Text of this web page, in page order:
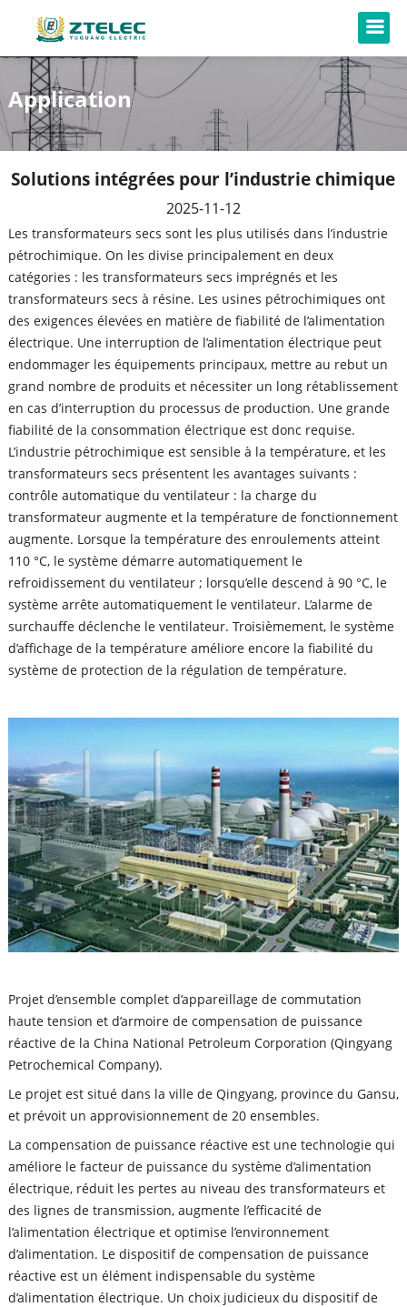
Application
Solutions intégrées pour l’industrie chimique
2025-11-12
Les transformateurs secs sont les plus utilisés dans l’industrie
pétrochimique. On les divise principalement en deux
catégories : les transformateurs secs imprégnés et les
transformateurs secs à résine. Les usines pétrochimiques ont
des exigences élevées en matière de fiabilité de l’alimentation
électrique. Une interruption de l’alimentation électrique peut
endommager les équipements principaux, mettre au rebut un
grand nombre de produits et nécessiter un long rétablissement
en cas d’interruption du processus de production. Une grande
fiabilité de la consommation électrique est donc requise.
L’industrie pétrochimique est sensible à la température, et les
transformateurs secs présentent les avantages suivants :
contrôle automatique du ventilateur : la charge du
transformateur augmente et la température de fonctionnement
augmente. Lorsque la température des enroulements atteint
110 °C, le système démarre automatiquement le
refroidissement du ventilateur ; lorsqu’elle descend à 90 °C, le
système arrête automatiquement le ventilateur. L’alarme de
surchauffe déclenche le ventilateur. Troisièmement, le système
d’affichage de la température améliore encore la fiabilité du
système de protection de la régulation de température.
Projet d’ensemble complet d’appareillage de commutation
haute tension et d’armoire de compensation de puissance
réactive de la China National Petroleum Corporation (Qingyang
Petrochemical Company).
Le projet est situé dans la ville de Qingyang, province du Gansu,
et prévoit un approvisionnement de 20 ensembles.
La compensation de puissance réactive est une technologie qui
améliore le facteur de puissance du système d’alimentation
électrique, réduit les pertes au niveau des transformateurs et
des lignes de transmission, augmente l’efficacité de
l’alimentation électrique et optimise l’environnement
d’alimentation. Le dispositif de compensation de puissance
réactive est un élément indispensable du système
d’alimentation électrique. Un choix judicieux du dispositif de